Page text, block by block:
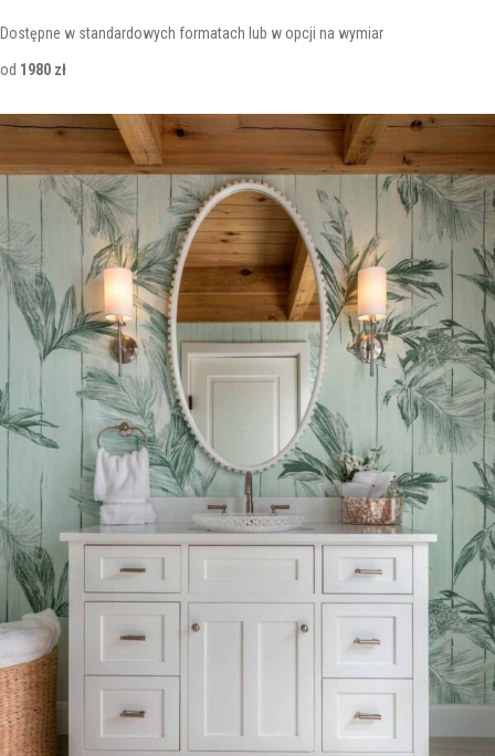
Dostępne w standardowych formatach lub w opcji na wymiar
od 1980 zł